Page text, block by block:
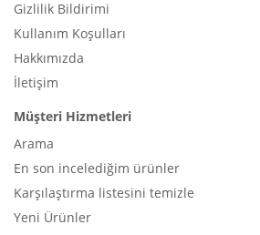
Gizlilik Bildirimi
Kullanım Koşulları
Hakkımızda
İletişim
Müşteri Hizmetleri
Arama
En son incelediğim ürünler
Karşılaştırma listesini temizle
Yeni Ürünler